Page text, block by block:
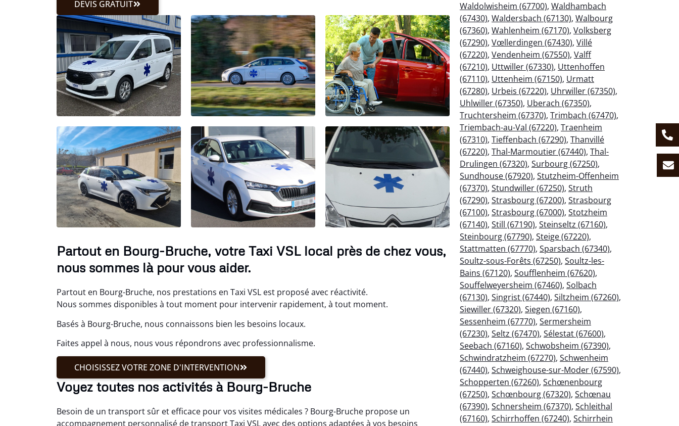
DEVIS GRATUIT
Partout en Bourg-Bruche, votre Taxi VSL local près de chez vous,
nous sommes là pour vous aider.
Partout en Bourg-Bruche, nos prestations en Taxi VSL est proposé avec réactivité.
Nous sommes disponibles à tout moment pour intervenir rapidement, à tout moment.
Basés à Bourg-Bruche, nous connaissons bien les besoins locaux.
Faites appel à nous, nous vous répondrons avec professionnalisme.
CHOISISSEZ VOTRE ZONE D'INTERVENTION
Voyez toutes nos activités à Bourg-Bruche
Besoin de un transport sûr et efficace pour vos visites médicales ? Bourg-Bruche propose un
accompagnement personnalisé de transport Taxi VSL avec des options adaptées à vos besoins
Waldolwisheim (67700), Waldhambach
(67430), Waldersbach (67130), Walbourg
(67360), Wahlenheim (67170), Volksberg
(67290), Vœllerdingen (67430), Villé
(67220), Vendenheim (67550), Valff
(67210), Uttwiller (67330), Uttenhoffen
(67110), Uttenheim (67150), Urmatt
(67280), Urbeis (67220), Uhrwiller (67350),
Uhlwiller (67350), Uberach (67350),
Truchtersheim (67370), Trimbach (67470),
Triembach-au-Val (67220), Traenheim
(67310), Tieffenbach (67290), Thanvillé
(67220), Thal-Marmoutier (67440), Thal-
Drulingen (67320), Surbourg (67250),
Sundhouse (67920), Stutzheim-Offenheim
(67370), Stundwiller (67250), Struth
(67290), Strasbourg (67200), Strasbourg
(67100), Strasbourg (67000), Stotzheim
(67140), Still (67190), Steinseltz (67160),
Steinbourg (67790), Steige (67220),
Stattmatten (67770), Sparsbach (67340),
Soultz-sous-Forêts (67250), Soultz-les-
Bains (67120), Soufflenheim (67620),
Souffelweyersheim (67460), Solbach
(67130), Singrist (67440), Siltzheim (67260),
Siewiller (67320), Siegen (67160),
Sessenheim (67770), Sermersheim
(67230), Seltz (67470), Sélestat (67600),
Seebach (67160), Schwobsheim (67390),
Schwindratzheim (67270), Schwenheim
(67440), Schweighouse-sur-Moder (67590),
Schopperten (67260), Schœnenbourg
(67250), Schœnbourg (67320), Schœnau
(67390), Schnersheim (67370), Schleithal
(67160), Schirrhoffen (67240), Schirrhein